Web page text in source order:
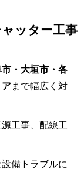
ッター工事
・大垣市・各
アまで幅広く対
工事、配線工
備トラブルに